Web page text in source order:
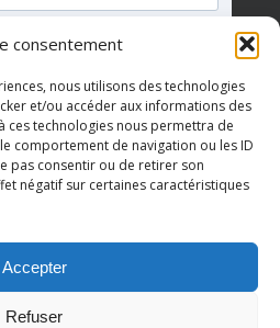
consentement
nous utilisons des technologies
et/ou accéder aux informations des
ces technologies nous permettra de
comportement de navigation ou les ID
pas consentir ou de retirer son
négatif sur certaines caractéristiques
Accepter
Refuser
à venir
à venir.